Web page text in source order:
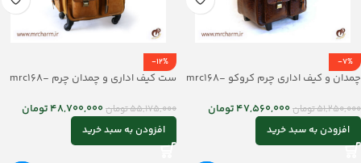
-7%
چمدان و کیف اداری چرم کروکو mrc168-
51,250,000تومان47,560,000تومان
افزودن به سبد خرید
-12%
ست کیف اداری و چمدان چرم mrc168-
55,175,000تومان48,700,000تومان
افزودن به سبد خرید